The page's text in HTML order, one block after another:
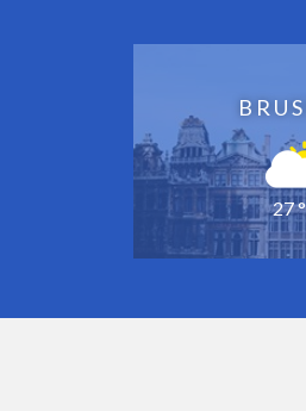
27